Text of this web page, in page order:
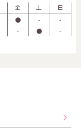
金 土
日
● -
-
- ● -